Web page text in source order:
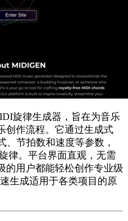
旋律生成器，旨在为音乐
创作流程。它通过生成式
节拍数和速度等参数，
律。平台界面直观，无需
的用户都能轻松创作专业级
生成适用于各类项目的原